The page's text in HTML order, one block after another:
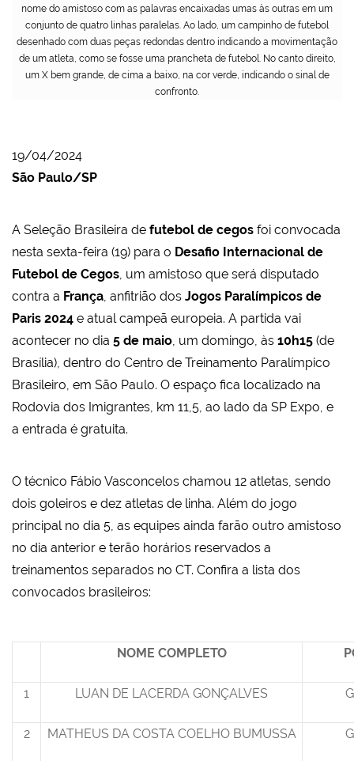
nome do amistoso com as palavras encaixadas umas às outras em um
conjunto de quatro linhas paralelas. Ao lado, um campinho de futebol
desenhado com duas peças redondas dentro indicando a movimentação
de um atleta, como se fosse uma prancheta de futebol. No canto direito,
um X bem grande, de cima a baixo, na cor verde, indicando o sinal de
confronto.
19/04/2024
São Paulo/SP
A Seleção Brasileira de futebol de cegos foi convocada
nesta sexta-feira (19) para o Desafio Internacional de
Futebol de Cegos , um amistoso que será disputado
contra a França , anfitrião dos Jogos Paralímpicos de
Paris 2024 e atual campeã europeia. A partida vai
acontecer no dia 5 de maio , um domingo, às 10h15 (de
Brasília), dentro do Centro de Treinamento Paralímpico
Brasileiro, em São Paulo. O espaço fica localizado na
Rodovia dos Imigrantes, km 11,5, ao lado da SP Expo, e
a entrada é gratuita.
O técnico Fábio Vasconcelos chamou 12 atletas, sendo
dois goleiros e dez atletas de linha. Além do jogo
principal no dia 5, as equipes ainda farão outro amistoso
no dia anterior e terão horários reservados a
treinamentos separados no CT. Confira a lista dos
convocados brasileiros:
NOME COMPLETO
1 LUAN DE LACERDA GONÇALVES
2 MATHEUS DA COSTA COELHO BUMUSSA